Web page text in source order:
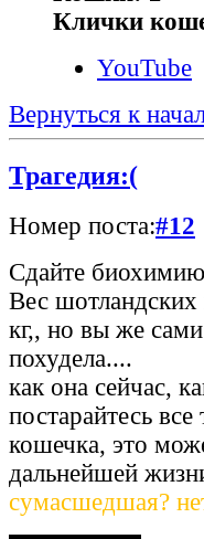
Клички
YouTube
Вернуться к
Трагедия:(
Номер поста:#12
Сдайте
Вес шотландских
кг,, но вы же
похудела....
как она сейчас,
постарайтесь
кошечка, это
дальнейшей
сумасшедшая?